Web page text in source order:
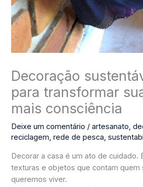
Decoração
para transformar
mais consciência
Deixe um comentário /artesanato,
reciclagem,rede de pesca,
Decorar a casa é um ato de cuidado.
texturas e objetos que contam quem
queremos viver.